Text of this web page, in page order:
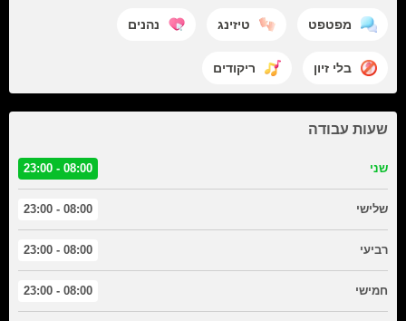
מפטפט טיזינג נהנים
בלי זיון ריקודים
שעות עבודה
שני 08:00 - 23:00
שלישי 08:00 - 23:00
רביעי 08:00 - 23:00
חמישי 08:00 - 23:00